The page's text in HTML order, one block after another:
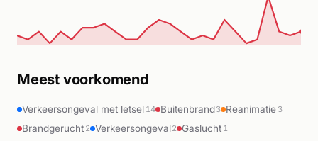
Meest voorkomend
Verkeersongeval met letsel 14 Buitenbrand3 Reanimatie 3
Brandgerucht 2 Verkeersongeval2 Gaslucht 1